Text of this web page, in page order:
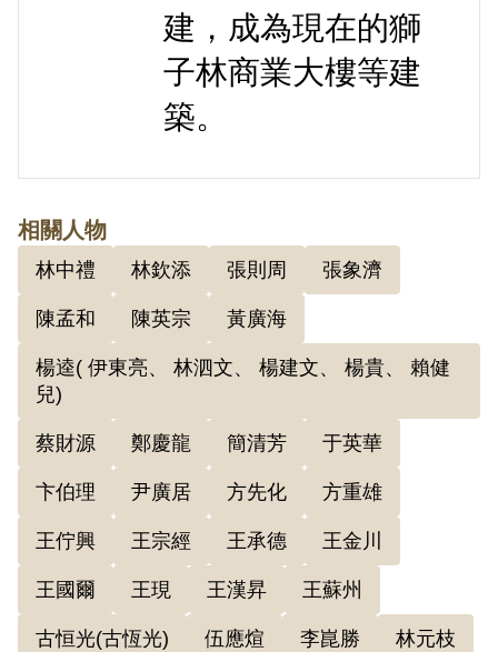
建，成為現在的獅
子林商業大樓等建
築。
相關人物
林中禮 林欽添 張則周 張象濟
陳孟和 陳英宗 黃廣海
楊逵( 伊東亮、 林泗文、 楊建文、 楊貴、 賴健
兒)
蔡財源 鄭慶龍 簡清芳 于英華
卞伯理 尹廣居 方先化 方重雄
王佇興 王宗經 王承德 王金川
王國爾 王現 王漢昇 王蘇州
古恒光(古恆光) 伍應煊 李崑勝 林元枝